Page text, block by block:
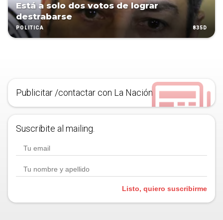
Está a solo dos votos de lograr
destrabarse
POLÍTICA 835D
Publicitar /contactar con La Nación
Suscribite al mailing.
Listo, quiero suscribirme